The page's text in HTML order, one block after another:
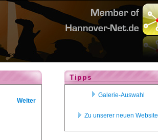
Weiter
Tipps
Galerie-Auswahl
Zu unserer neuen Website